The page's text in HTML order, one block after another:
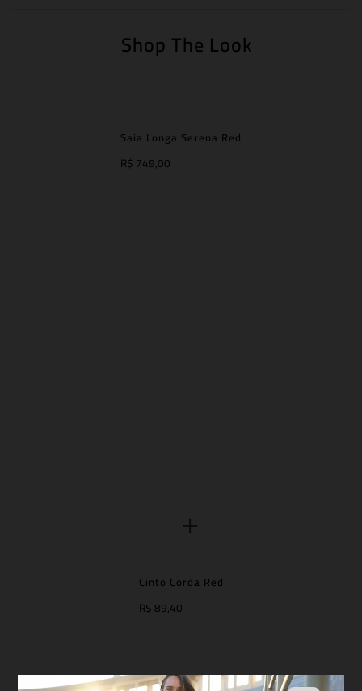
Shop The Look
Saia Longa Serena Red
R$ 749,00
Cinto Corda Red
R$ 89,40